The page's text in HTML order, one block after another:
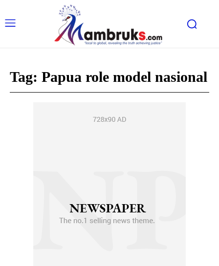
Tag: Papua role model nasional